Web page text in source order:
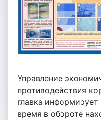
Управление
противодействия
главка
время в обороте